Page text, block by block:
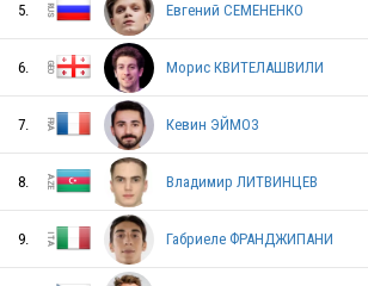
LTU
ITA
5. Евгений СЕМЕНЕНКО
6. Морис КВИТЕЛАШВИЛИ
7. Кевин ЭЙМОЗ
8. Владимир ЛИТВИНЦЕВ
9. Габриеле ФРАНДЖИПАНИ